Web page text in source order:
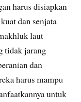
harus disiapkan
dan senjata
laut
tidak jarang
dan
harus mampu
untuk